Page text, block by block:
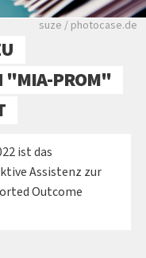
Viele Zeitungen.
suze / photocase.de
"MIA-PROM"
ist das
Assistenz zur
Outcome